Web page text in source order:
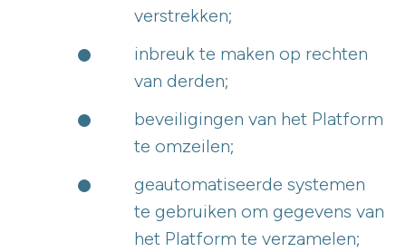
verstrekken;
inbreuk te maken op rechten
van derden;
beveiligingen van het Platform
te omzeilen;
geautomatiseerde systemen
te gebruiken om gegevens van
het Platform te verzamelen;